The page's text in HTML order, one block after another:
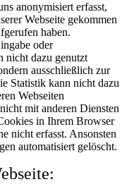
anonymisiert erfasst,
Webseite gekommen
haben.
oder
nicht dazu genutzt
ausschließlich zur
Statistik kann nicht dazu
Webseiten
mit anderen Diensten
in Ihrem Browser
nicht erfasst. Ansonsten
automatisiert gelöscht.